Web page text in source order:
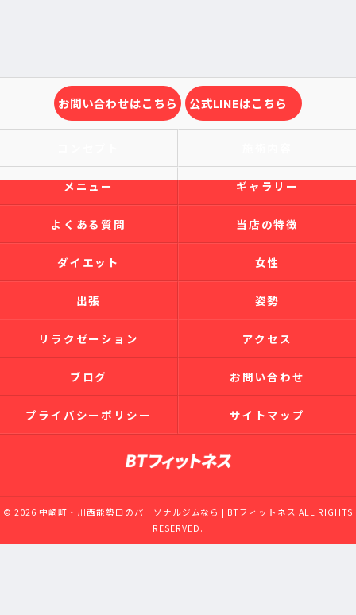
お問い合わせはこちら 公式LINEはこちら
メニュー ギャラリー
よくある質問 当店の特徴
ダイエット 女性
出張 姿勢
リラクゼーション アクセス
ブログ お問い合わせ
プライバシーポリシー サイトマップ
© 2026 中崎町・川西能勢口のパーソナルジムなら | BTフィットネス ALL RIGHTS
RESERVED.